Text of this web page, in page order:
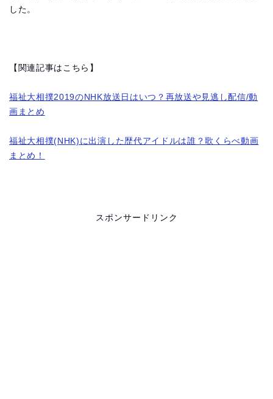
した。
【関連記事はこちら】
福祉大相撲2019のNHK放送日はいつ？再放送や見逃し配信/動
画まとめ
福祉大相撲(NHK)に出演した歴代アイドルは誰？歌くらべ動画
まとめ！
スポンサードリンク